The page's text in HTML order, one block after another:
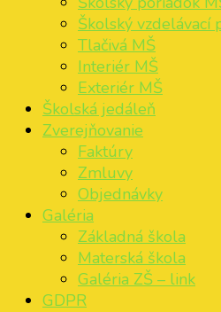
Školský vzdelávací
Tlačivá MŠ
Interiér MŠ
Exteriér MŠ
Školská jedáleň
Zverejňovanie
Faktúry
Zmluvy
Objednávky
Galéria
Základná škola
Materská škola
Galéria ZŠ – link
GDPR